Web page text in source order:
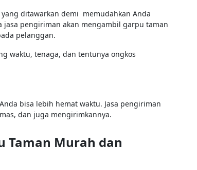
ditawarkan demi memudahkan Anda
jasa pengiriman akan mengambil garpu taman
pelanggan.
waktu, tenaga, dan tentunya ongkos
bisa lebih hemat waktu. Jasa pengiriman
dan juga mengirimkannya.
Taman Murah dan